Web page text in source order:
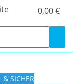
0,00 €
& SICHER